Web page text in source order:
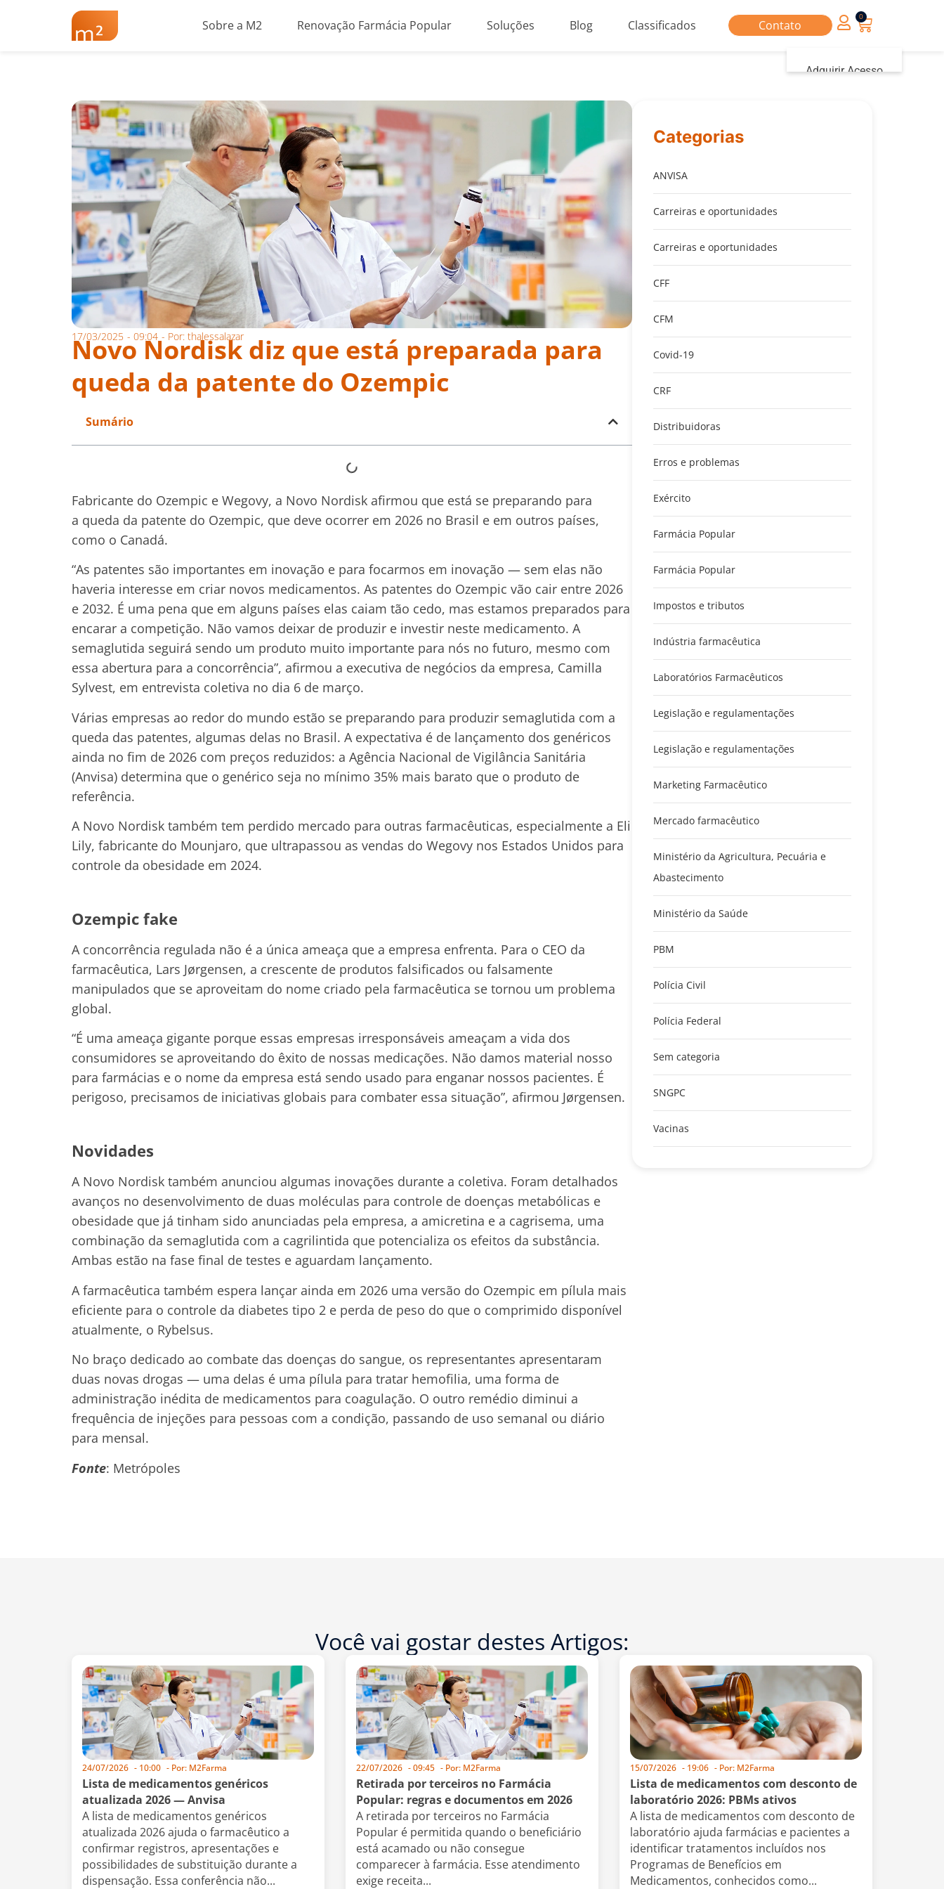
Sobre a M2 Renovação Farmácia Popular Soluções Blog Classificados Contato
Adquirir Acesso
0
17/03/2025 - 09:04 - Por: thalessalazar
Novo Nordisk diz que está preparada para
queda da patente do Ozempic
Sumário
Fabricante do Ozempic e Wegovy, a Novo Nordisk afirmou que está se preparando para
a queda da patente do Ozempic, que deve ocorrer em 2026 no Brasil e em outros países,
como o Canadá.
“As patentes são importantes em inovação e para focarmos em inovação — sem elas não
haveria interesse em criar novos medicamentos. As patentes do Ozempic vão cair entre 2026
e 2032. É uma pena que em alguns países elas caiam tão cedo, mas estamos preparados para
encarar a competição. Não vamos deixar de produzir e investir neste medicamento. A
semaglutida seguirá sendo um produto muito importante para nós no futuro, mesmo com
essa abertura para a concorrência”, afirmou a executiva de negócios da empresa, Camilla
Sylvest, em entrevista coletiva no dia 6 de março.
Várias empresas ao redor do mundo estão se preparando para produzir semaglutida com a
queda das patentes, algumas delas no Brasil. A expectativa é de lançamento dos genéricos
ainda no fim de 2026 com preços reduzidos: a Agência Nacional de Vigilância Sanitária
(Anvisa) determina que o genérico seja no mínimo 35% mais barato que o produto de
referência.
A Novo Nordisk também tem perdido mercado para outras farmacêuticas, especialmente a Eli
Lily, fabricante do Mounjaro, que ultrapassou as vendas do Wegovy nos Estados Unidos para
controle da obesidade em 2024.
Ozempic fake
A concorrência regulada não é a única ameaça que a empresa enfrenta. Para o CEO da
farmacêutica, Lars Jørgensen, a crescente de produtos falsificados ou falsamente
manipulados que se aproveitam do nome criado pela farmacêutica se tornou um problema
global.
“É uma ameaça gigante porque essas empresas irresponsáveis ameaçam a vida dos
consumidores se aproveitando do êxito de nossas medicações. Não damos material nosso
para farmácias e o nome da empresa está sendo usado para enganar nossos pacientes. É
perigoso, precisamos de iniciativas globais para combater essa situação”, afirmou Jørgensen.
Novidades
A Novo Nordisk também anunciou algumas inovações durante a coletiva. Foram detalhados
avanços no desenvolvimento de duas moléculas para controle de doenças metabólicas e
obesidade que já tinham sido anunciadas pela empresa, a amicretina e a cagrisema, uma
combinação da semaglutida com a cagrilintida que potencializa os efeitos da substância.
Ambas estão na fase final de testes e aguardam lançamento.
A farmacêutica também espera lançar ainda em 2026 uma versão do Ozempic em pílula mais
eficiente para o controle da diabetes tipo 2 e perda de peso do que o comprimido disponível
atualmente, o Rybelsus.
No braço dedicado ao combate das doenças do sangue, os representantes apresentaram
duas novas drogas — uma delas é uma pílula para tratar hemofilia, uma forma de
administração inédita de medicamentos para coagulação. O outro remédio diminui a
frequência de injeções para pessoas com a condição, passando de uso semanal ou diário
para mensal.
Fonte: Metrópoles
Categorias
ANVISA
Carreiras e oportunidades
Carreiras e oportunidades
CFF
CFM
Covid-19
CRF
Distribuidoras
Erros e problemas
Exército
Farmácia Popular
Farmácia Popular
Impostos e tributos
Indústria farmacêutica
Laboratórios Farmacêuticos
Legislação e regulamentações
Legislação e regulamentações
Marketing Farmacêutico
Mercado farmacêutico
Ministério da Agricultura, Pecuária e
Abastecimento
Ministério da Saúde
PBM
Polícia Civil
Polícia Federal
Sem categoria
SNGPC
Vacinas
Você vai gostar destes Artigos:
24/07/2026 - 10:00 - Por: M2Farma
Lista de medicamentos genéricos
atualizada 2026 — Anvisa
A lista de medicamentos genéricos
atualizada 2026 ajuda o farmacêutico a
confirmar registros, apresentações e
possibilidades de substituição durante a
dispensação. Essa conferência não...
22/07/2026 -09:45 - Por: M2Farma
Retirada por terceiros no Farmácia
Popular: regras e documentos em 2026
A retirada por terceiros no Farmácia
Popular é permitida quando o beneficiário
está acamado ou não consegue
comparecer à farmácia. Esse atendimento
exige receita...
15/07/2026 - 19:06 - Por: M2Farma
Lista de medicamentos com desconto de
laboratório 2026: PBMs ativos
A lista de medicamentos com desconto de
laboratório ajuda farmácias e pacientes a
identificar tratamentos incluídos nos
Programas de Benefícios em
Medicamentos, conhecidos como...